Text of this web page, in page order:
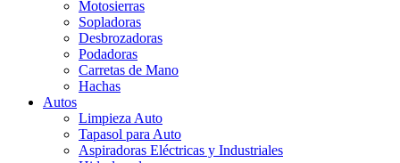
Motosierras
Sopladoras
Desbrozadoras
Podadoras
Carretas de Mano
Hachas
Autos
Limpieza Auto
Tapasol para Auto
Aspiradoras Eléctricas y Industriales